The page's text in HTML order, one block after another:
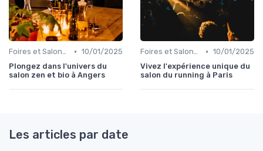
Foires et Salons Grand Public • 10/01/2025
Plongez dans l'univers du
salon zen et bio à Angers
Foires et Salons Grand Public • 10/01/2025
Vivez l'expérience unique du
salon du running à Paris
Les articles par date